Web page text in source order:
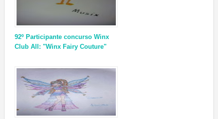
92º Participante concurso Winx
Club All: "Winx Fairy Couture"